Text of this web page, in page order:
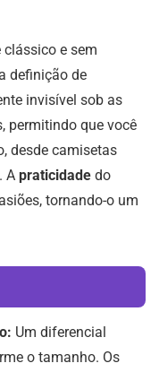
clássico e sem
definição de
invisível sob as
permitindo que você
desde camisetas
A praticidade do
tornando-o um
Um diferencial
o tamanho. Os